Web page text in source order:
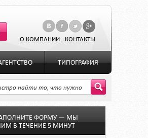
О КОМПАНИИ КОНТАКТЫ
ТИПОГРАФИЯ
ФОРМУ — МЫ
В ТЕЧЕНИЕ 5 МИНУТ